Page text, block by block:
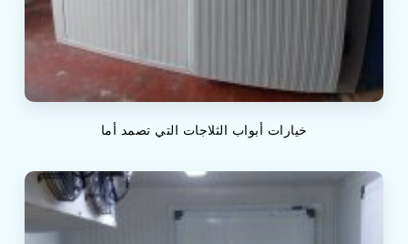
خيارات أبواب الثلاجات التي تصمد أما